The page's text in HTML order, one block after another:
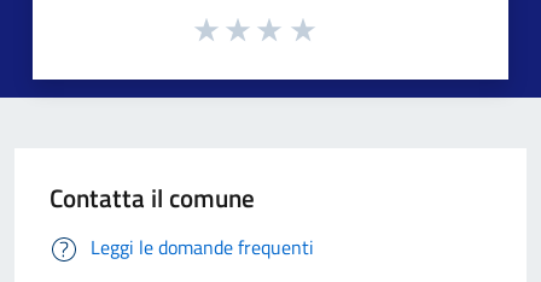
Contatta il comune
Leggi le domande frequenti